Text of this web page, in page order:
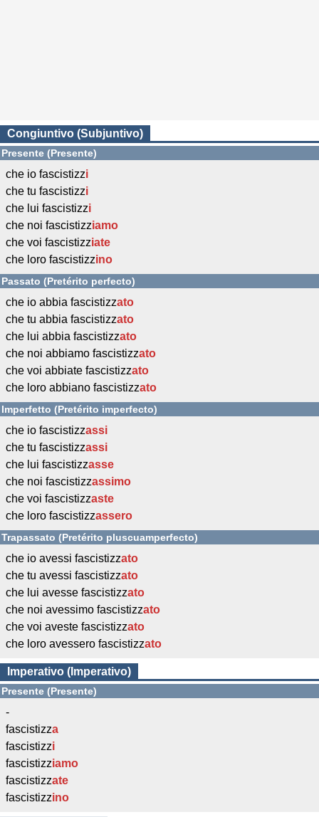
Congiuntivo (Subjuntivo)
Presente (Presente)
che io fascistizzi
che tu fascistizzi
che lui fascistizzi
che noi fascistizziamo
che voi fascistizziate
che loro fascistizzino
Passato (Pretérito perfecto)
che io abbia fascistizzato
che tu abbia fascistizzato
che lui abbia fascistizzato
che noi abbiamo fascistizzato
che voi abbiate fascistizzato
che loro abbiano fascistizzato
Imperfetto (Pretérito imperfecto)
che io fascistizzassi
che tu fascistizzassi
che lui fascistizzasse
che noi fascistizzassimo
che voi fascistizzaste
che loro fascistizzassero
Trapassato (Pretérito pluscuamperfecto)
che io avessi fascistizzato
che tu avessi fascistizzato
che lui avesse fascistizzato
che noi avessimo fascistizzato
che voi aveste fascistizzato
che loro avessero fascistizzato
Imperativo (Imperativo)
Presente (Presente)
-
fascistizza
fascistizzi
fascistizziamo
fascistizzate
fascistizzino